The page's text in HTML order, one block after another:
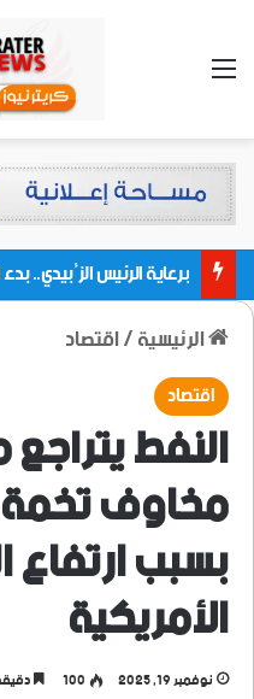
القائمة
الرئيسية/اقتصاد
اقتصاد
النفط
مخاوف
بسبب
الأمريكية
نوفمبر 19, 2025 100